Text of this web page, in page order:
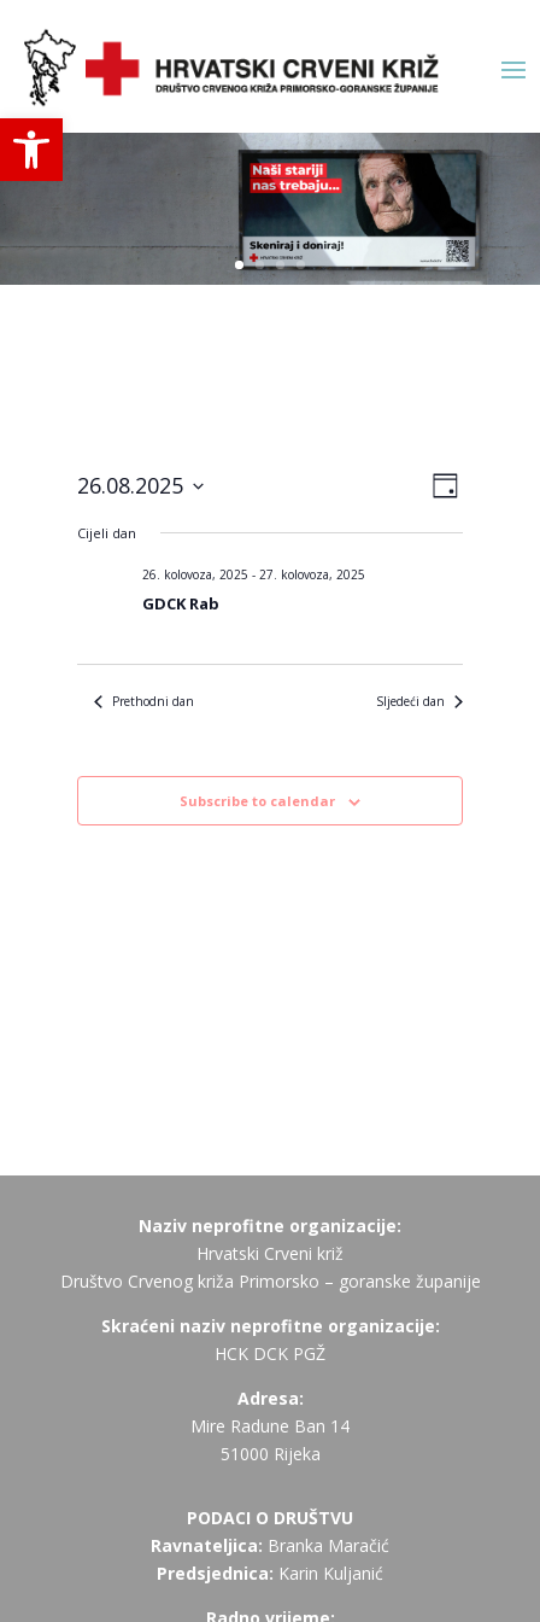
Open toolbar
Day
26.08.2025
datum.
Cijeli dan
26. kolovoza, 2025 -27. kolovoza, 2025
GDCK Rab
Prethodni dan Sljedeći dan
Subscribe to calendar
Naziv neprofitne organizacije:
Hrvatski Crveni križ
Društvo Crvenog križa Primorsko – goranske županije
Skraćeni naziv neprofitne organizacije:
HCK DCK PGŽ
Adresa:
Mire Radune Ban 14
51000 Rijeka
PODACI O DRUŠTVU
Ravnateljica: Branka Maračić
Predsjednica: Karin Kuljanić